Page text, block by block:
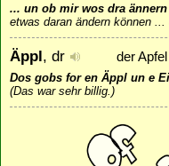
... un ob mir wos dra
etwas daran ändern können
Äppl, dr der Apfel
Dos gobs for en Äppl un e
(Das war sehr billig.)